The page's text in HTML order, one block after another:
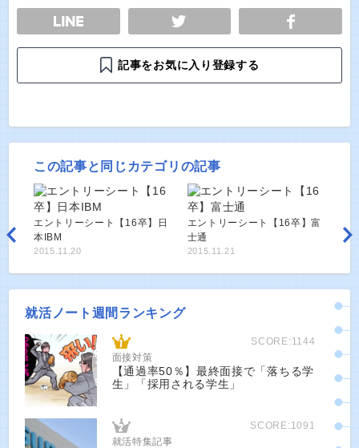
TWEET
記事をお気に入り登録する
この記事と同じカテゴリの記事
エントリーシート【16卒】日
本IBM
2015.11.20
エントリーシート【16卒】富
士通
2015.11.21
就活ノート週間ランキング
SCORE:1144
面接対策
【通過率50％】最終面接で「落ちる学
生」「採用される学生」
SCORE:1091
就活特集記事